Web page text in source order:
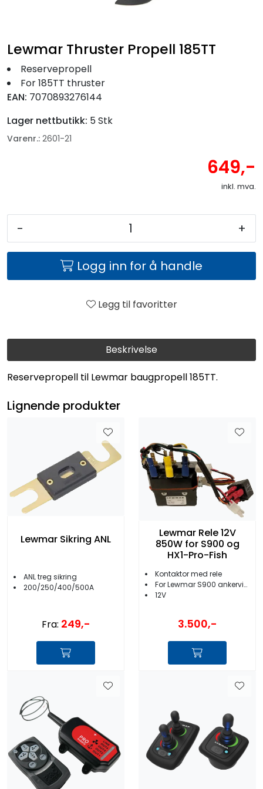
Beskrivelse
Reservepropell til Lewmar baugpropell 185TT.
Lewmar Thruster Propell 185TT
Reservepropell
For 185TT thruster
EAN: 7070893276144
Lager nettbutikk: 5 Stk
Varenr.: 2601-21
649,-
inkl. mva.
- +
Logg inn for å handle
Legg til favoritter
Lignende produkter
Lewmar Sikring ANL
ANL treg sikring
200/250/400/500A
Fra: 249,-
Lewmar Rele 12V
850W for S900 og
HX1-Pro-Fish
Kontaktor med rele
For Lewmar S900 ankervinsj
12V
3.500,-
Båtpleie/Opplag
Nyheter